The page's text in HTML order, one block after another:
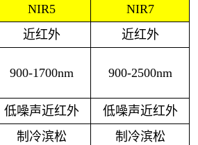
NIR5
NIR7
近红外
近红外
900-1700nm 900-2500nm
低噪声近红外 低噪声近红外
制冷滨松
制冷滨松